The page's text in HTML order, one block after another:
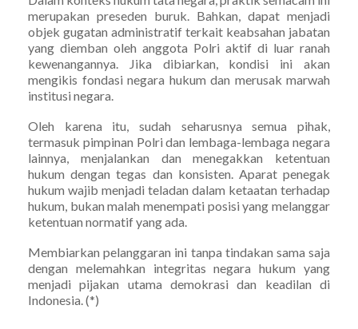
merupakan preseden buruk. Bahkan, dapat menjadi
objek gugatan administratif terkait keabsahan jabatan
yang diemban oleh anggota Polri aktif di luar ranah
kewenangannya. Jika dibiarkan, kondisi ini akan
mengikis fondasi negara hukum dan merusak marwah
institusi negara.
Oleh karena itu, sudah seharusnya semua pihak,
termasuk pimpinan Polri dan lembaga-lembaga negara
lainnya, menjalankan dan menegakkan ketentuan
hukum dengan tegas dan konsisten. Aparat penegak
hukum wajib menjadi teladan dalam ketaatan terhadap
hukum, bukan malah menempati posisi yang melanggar
ketentuan normatif yang ada.
Membiarkan pelanggaran ini tanpa tindakan sama saja
dengan melemahkan integritas negara hukum yang
menjadi pijakan utama demokrasi dan keadilan di
Indonesia. (*)